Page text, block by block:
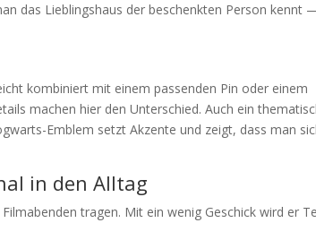
das Lieblingshaus der beschenkten Person kennt
kombiniert mit einem passenden Pin oder einem
machen hier den Unterschied. Auch ein
Emblem setzt Akzente und zeigt, dass man
in den Alltag
tragen. Mit ein wenig Geschick wird er